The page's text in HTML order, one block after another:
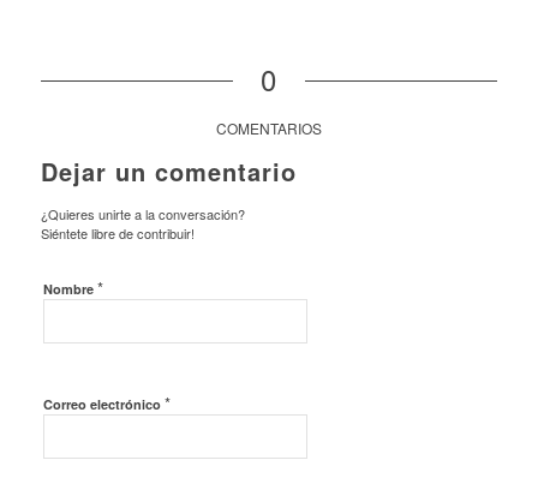
0
COMENTARIOS
Dejar un comentario
¿Quieres unirte a la conversación?
Siéntete libre de contribuir!
Nombre *
Correo electrónico *